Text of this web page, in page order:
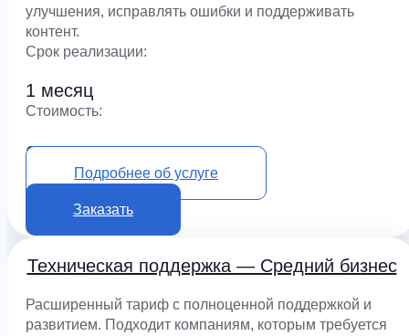
улучшения, исправлять ошибки и поддерживать
контент.
Срок реализации:
1 месяц
Cтоимость:
65 000 ₽
Подробнее об услуге
Заказать
Техническая поддержка — Средний бизнес
Расширенный тариф с полноценной поддержкой и
развитием. Подходит компаниям, которым требуется